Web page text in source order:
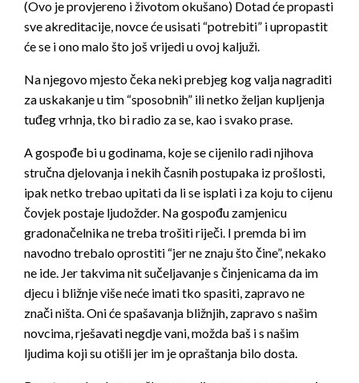
(Ovo je provjereno i životom okušano) Dotad će propasti
sve akreditacije, novce će usisati “potrebiti” i upropastit
će se i ono malo što još vrijedi u ovoj kaljuži.
Na njegovo mjesto čeka neki prebjeg kog valja nagraditi
za uskakanje u tim “sposobnih” ili netko željan kupljenja
tuđeg vrhnja, tko bi radio za se, kao i svako prase.
A gospođe bi u godinama, koje se cijenilo radi njihova
stručna djelovanja i nekih časnih postupaka iz prošlosti,
ipak netko trebao upitati da li se isplati i za koju to cijenu
čovjek postaje ljudožder. Na gospođu zamjenicu
gradonačelnika ne treba trošiti riječi. I premda bi im
navodno trebalo oprostiti “jer ne znaju što čine”, nekako
ne ide. Jer takvima nit sučeljavanje s činjenicama da im
djecu i bližnje više neće imati tko spasiti, zapravo ne
znači ništa. Oni će spašavanja bližnjih, zapravo s našim
novcima, rješavati negdje vani, možda baš i s našim
ljudima koji su otišli jer im je opraštanja bilo dosta.